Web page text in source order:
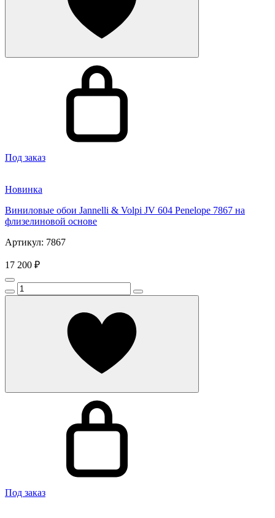
Под заказ
Новинка
Виниловые обои Jannelli & Volpi JV 604 Penelope 7867 на
флизелиновой основе
Артикул: 7867
17 200 ₽
Под заказ